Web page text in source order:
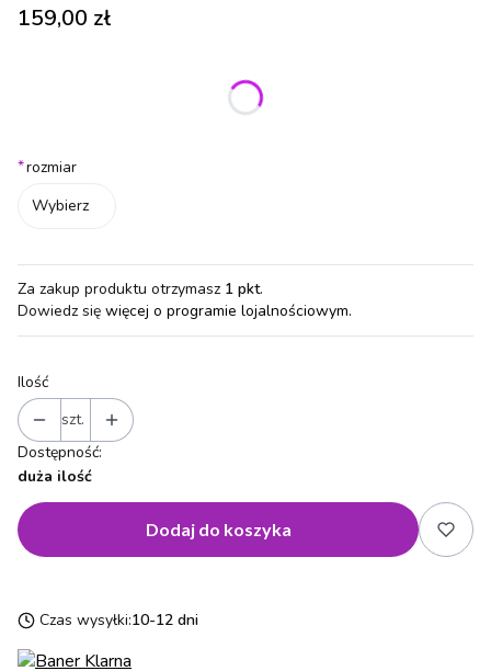
Cena
159,00 zł
Poszczególne warianty mogą różnić się ceną
*rozmiar
Wybierz
Za zakup produktu otrzymasz 1 pkt.
Dowiedz się więcej o programie lojalnościowym.
Ilość
szt.
Dostępność:
duża ilość
Dodaj do koszyka
Czas wysyłki:10-12 dni